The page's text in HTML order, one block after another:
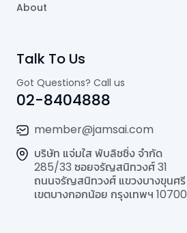
About
Talk To Us
Got Questions? Call us
02-8404888
member@jamsai.com
บริษัท แจ่มใส พับลิชชิ่ง จำกัด
285/33 ซอยจรัญสนิทวงศ์ 31
ถนนจรัญสนิทวงศ์ แขวงบางขุนศรี
เขตบางกอกน้อย กรุงเทพฯ 10700